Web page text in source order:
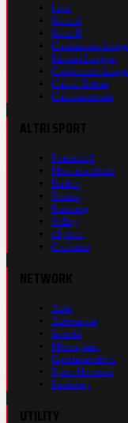
Live
Serie A
Serie B
Champions
Europa League
Conference
Calcio Estero
Calciomercato
Formula 1
Motomondiale
Basket
Tennis
Running
Volley
eSports
Ciclismo
Auto
Autosprint
Inmoto
Motosprint
Guerinsportivo
Sport Network
Fantacup